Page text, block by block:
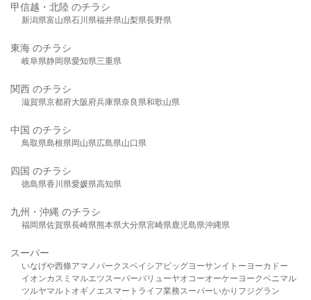
甲信越・北陸 のチラシ
新潟県富山県石川県福井県山梨県長野県
東海 のチラシ
岐阜県静岡県愛知県三重県
関西 のチラシ
滋賀県京都府大阪府兵庫県奈良県和歌山県
中国 のチラシ
鳥取県島根県岡山県広島県山口県
四国 のチラシ
徳島県香川県愛媛県高知県
九州・沖縄 のチラシ
福岡県佐賀県長崎県熊本県大分県宮崎県鹿児島県沖縄県
スーパー
いなげや西條アマノパークスベイシア ビッグヨーサンイトーヨーカドー
イオンカスミ マルエツスーパーバリューヤオコーオーケー ヨークベニマル
ツルヤマルト オギノ エスマート ライフ業務スーパーいかり フジグラン